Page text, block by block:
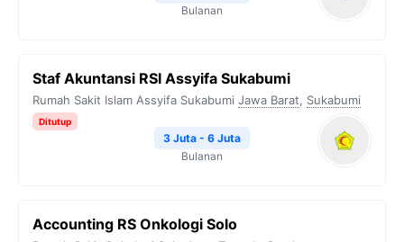
Bulanan
Staf Akuntansi RSI Assyifa Sukabumi
Rumah Sakit Islam Assyifa Sukabumi Jawa Barat, Sukabumi
Ditutup
3 Juta - 6 Juta
Bulanan
Accounting RS Onkologi Solo